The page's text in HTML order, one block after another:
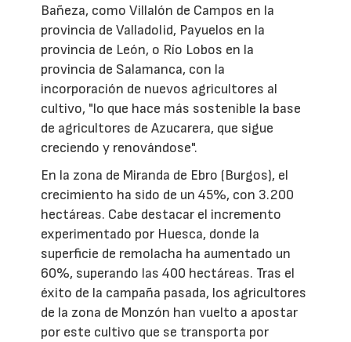
Bañeza, como Villalón de Campos en la
provincia de Valladolid, Payuelos en la
provincia de León, o Río Lobos en la
provincia de Salamanca, con la
incorporación de nuevos agricultores al
cultivo, "lo que hace más sostenible la base
de agricultores de Azucarera, que sigue
creciendo y renovándose".
En la zona de Miranda de Ebro (Burgos), el
crecimiento ha sido de un 45%, con 3.200
hectáreas. Cabe destacar el incremento
experimentado por Huesca, donde la
superficie de remolacha ha aumentado un
60%, superando las 400 hectáreas. Tras el
éxito de la campaña pasada, los agricultores
de la zona de Monzón han vuelto a apostar
por este cultivo que se transporta por